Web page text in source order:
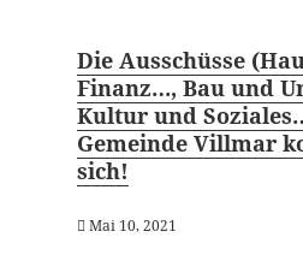
Die Ausschüsse
Finanz…, Bau und
Kultur und
Gemeinde Villmar
sich!
Mai 10, 2021